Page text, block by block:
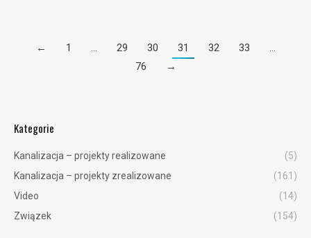
← 1 … 29 30 31 32 33
…
76
→
Kategorie
Kanalizacja – projekty realizowane
(5)
Kanalizacja – projekty zrealizowane
(161)
Video
(14)
Związek
(154)